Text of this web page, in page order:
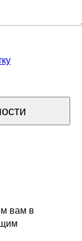
вам в